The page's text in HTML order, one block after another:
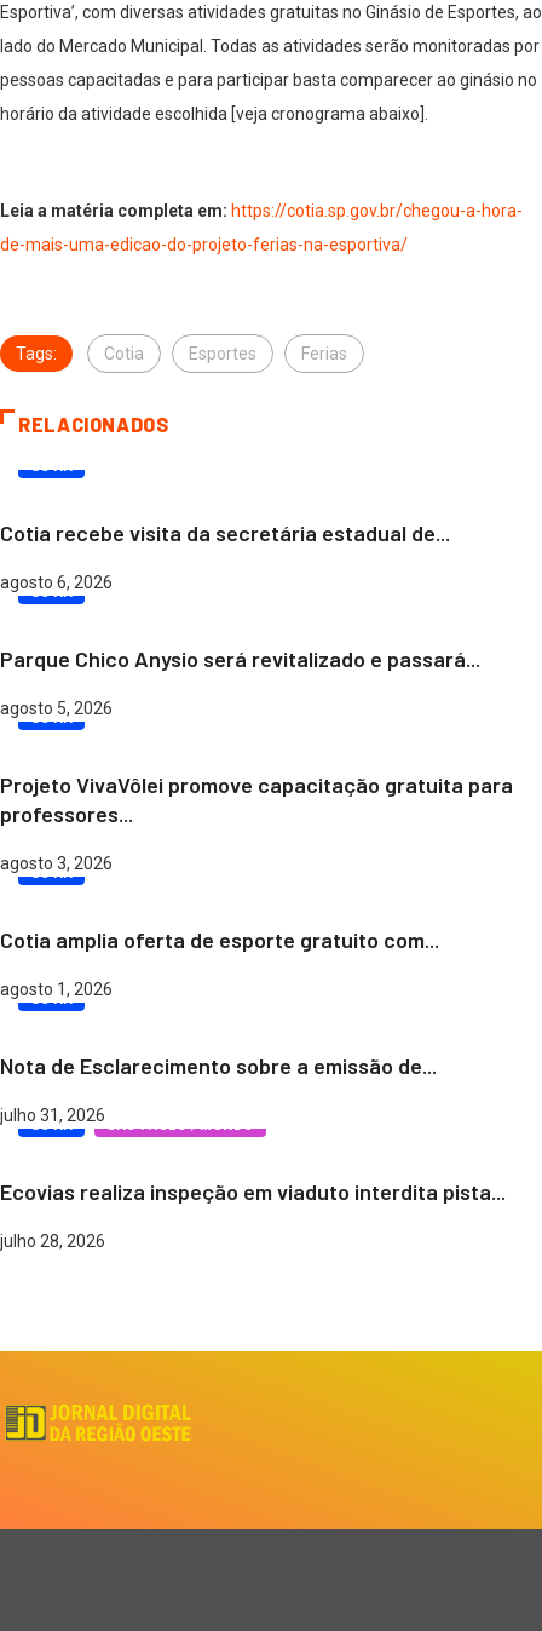
Esportiva’, com diversas atividades gratuitas no Ginásio de Esportes, ao
lado do Mercado Municipal. Todas as atividades serão monitoradas por
pessoas capacitadas e para participar basta comparecer ao ginásio no
horário da atividade escolhida [veja cronograma abaixo].
Leia a matéria completa em: https://cotia.sp.gov.br/chegou-a-hora-
de-mais-uma-edicao-do-projeto-ferias-na-esportiva/
Tags: Cotia Esportes Ferias
RELACIONADOS
COTIA
Cotia recebe visita da secretária estadual de...
agosto 6, 2026
COTIA
Parque Chico Anysio será revitalizado e passará...
agosto 5, 2026
COTIA
Projeto VivaVôlei promove capacitação gratuita para
professores...
agosto 3, 2026
COTIA
Cotia amplia oferta de esporte gratuito com...
agosto 1, 2026
COTIA
Nota de Esclarecimento sobre a emissão de...
julho 31, 2026
COTIA SÃO PAULO / MUNDO
Ecovias realiza inspeção em viaduto interdita pista...
julho 28, 2026